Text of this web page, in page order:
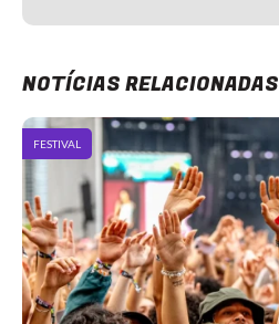
NOTÍCIAS RELACIONADAS
FESTIVAL